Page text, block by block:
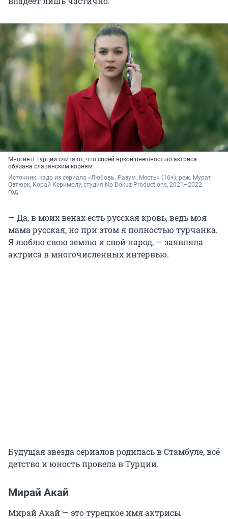
Многие в Турции считают, что своей яркой внешностью актриса
обязана славянским корням
Источник: кадр из сериала «Любовь. Разум. Месть» (16+), реж. Мурат
Озтюрк, Корай Керимолу, студия No Dokuz Productions, 2021–2022
год
— Да, в моих венах есть русская кровь, ведь моя
мама русская, но при этом я полностью турчанка.
Я люблю свою землю и свой народ, — заявляла
актриса в многочисленных интервью.
Будущая звезда сериалов родилась в Стамбуле, всё
детство и юность провела в Турции.
Мирай Акай
Мирай Акай — это турецкое имя актрисы